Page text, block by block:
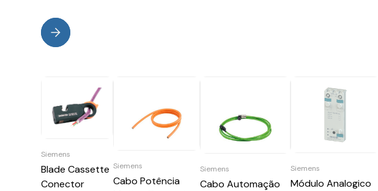
Siemens
Blade Cassette
Conector
Siemens
Cabo Potência
Siemens
Cabo Automação
Siemens
Módulo Analogico